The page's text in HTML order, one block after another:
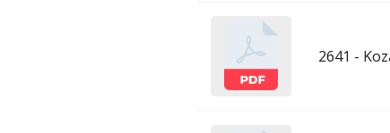
2641 -